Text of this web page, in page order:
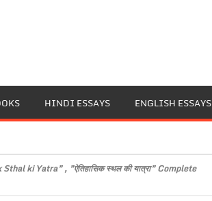
HINDI ESSAYS ENGLISH ESSAYS
ki Yatra” , ”ऐतिहासिक स्थल की यात्रा” Complete